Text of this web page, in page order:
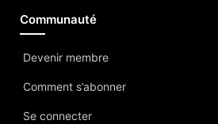
Communauté
Devenir membre
Comment s’abonner
Se connecter